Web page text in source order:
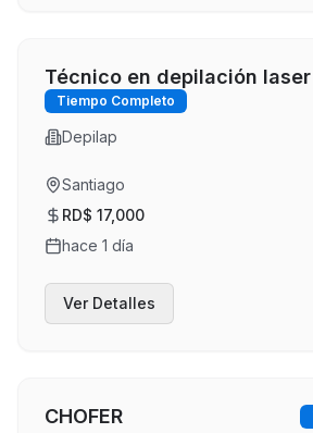
Técnico en depilación laser
Tiempo Completo
Depilap
Santiago
RD$ 17,000
hace 1 día
Ver Detalles
CHOFER